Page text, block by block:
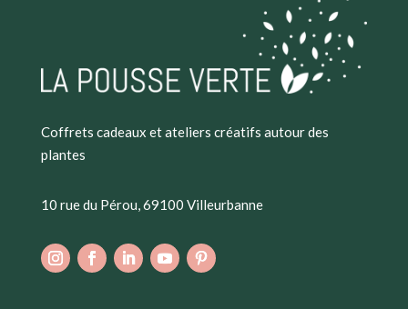
Coffrets cadeaux et ateliers créatifs autour des
plantes
10 rue du Pérou, 69100 Villeurbanne